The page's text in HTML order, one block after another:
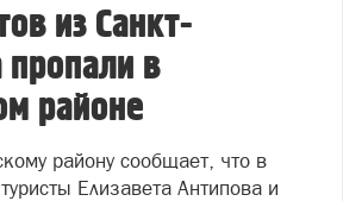
из Санкт-
пропали в
районе
району сообщает, что в
Елизавета Антипова и